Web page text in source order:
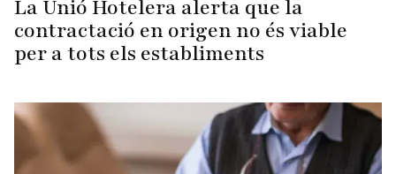
La Unió Hotelera alerta que la
contractació en origen no és viable
per a tots els establiments